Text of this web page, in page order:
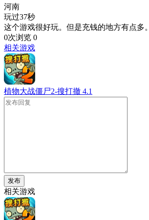
河南
玩过37秒
这个游戏很好玩。但是充钱的地方有点多。
0次浏览 0
相关游戏
植物大战僵尸2-搜打撤 4.1
发布
相关游戏